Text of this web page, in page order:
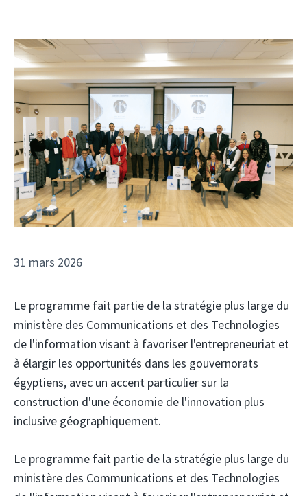
31 mars 2026
Le programme fait partie de la stratégie plus large du
ministère des Communications et des Technologies
de l'information visant à favoriser l'entrepreneuriat et
à élargir les opportunités dans les gouvernorats
égyptiens, avec un accent particulier sur la
construction d'une économie de l'innovation plus
inclusive géographiquement.
Le programme fait partie de la stratégie plus large du
ministère des Communications et des Technologies